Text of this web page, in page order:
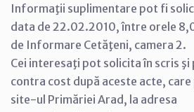
Informaţii suplimentare pot fi
data de 22.02.2010, între orele
de Informare Cetăţeni, camera 2.
Cei interesaţi pot solicita în scris
contra cost după aceste acte,
site-ul Primăriei Arad, la adresa